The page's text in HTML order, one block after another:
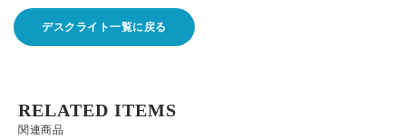
デスクライト一覧に戻る
関連商品
RELATED ITEMS